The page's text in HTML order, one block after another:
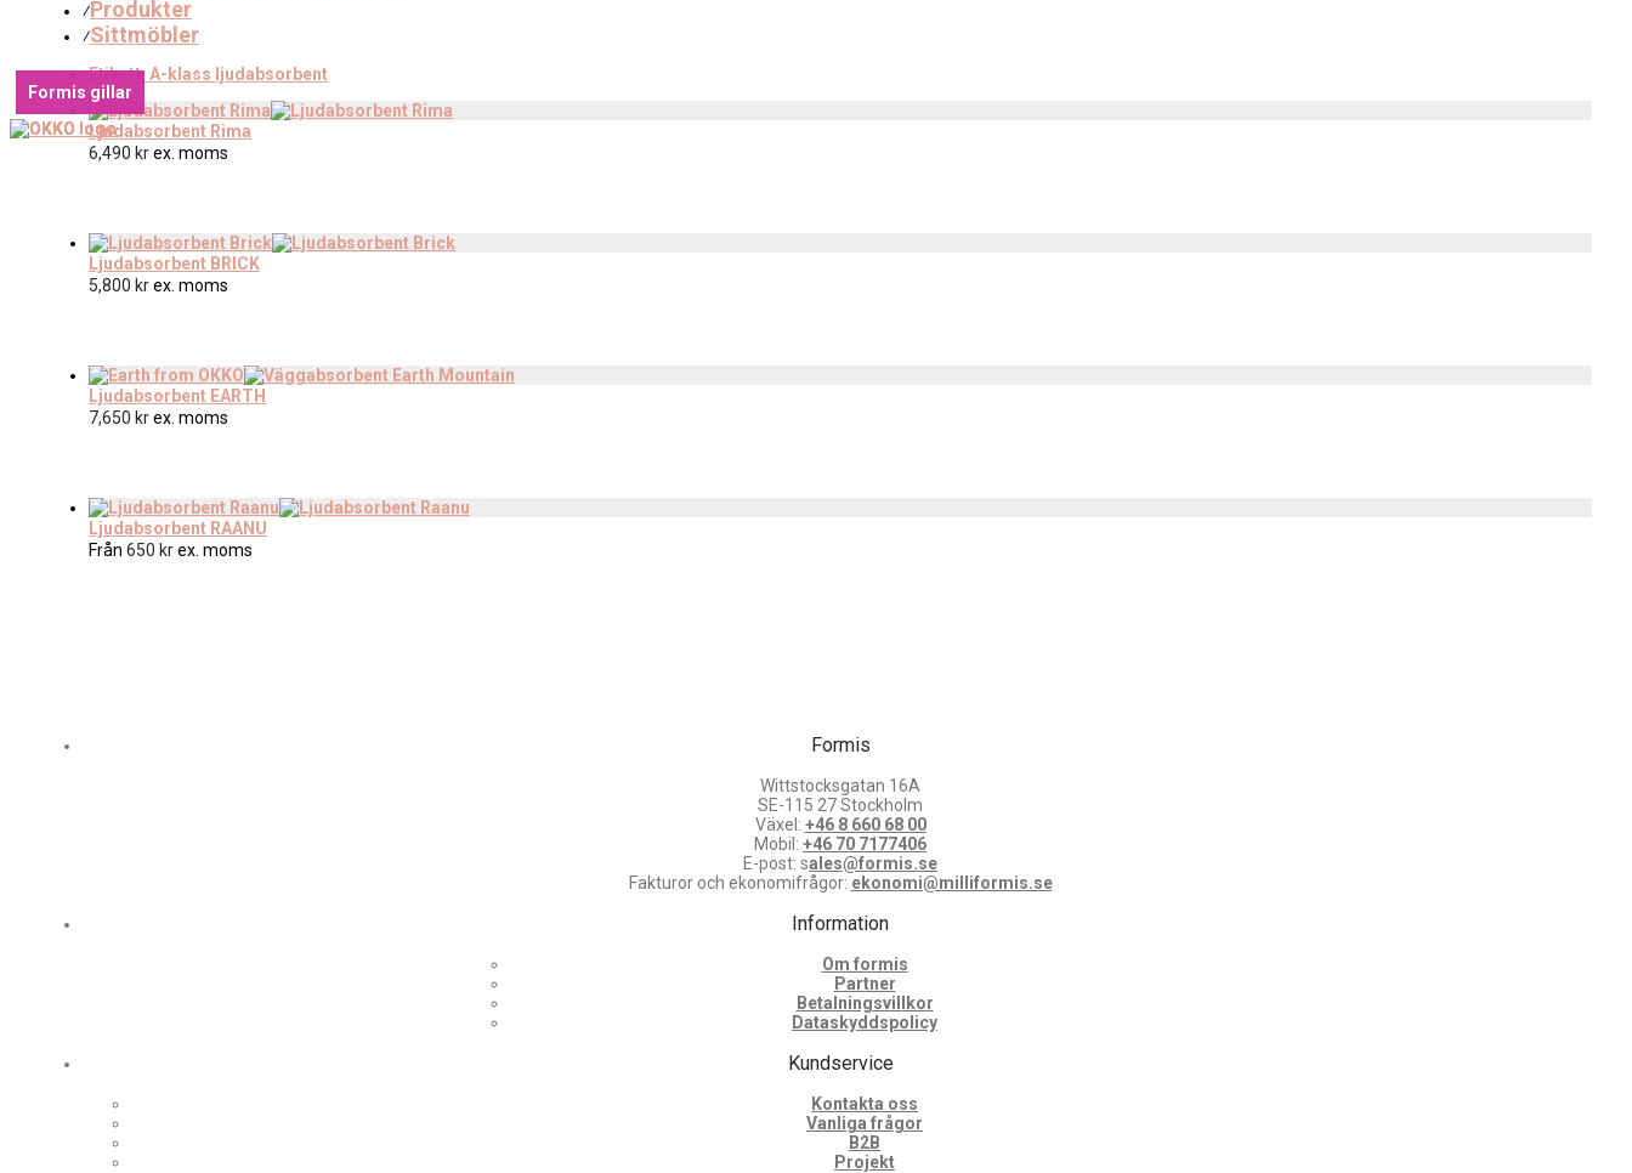
⁄Produkter
⁄Sittmöbler
Etikett: A-klass ljudabsorbent
Ljudabsorbent Rima
6,490 krex. moms
Ljudabsorbent BRICK
5,800 krex. moms
Formis gillar
Ljudabsorbent EARTH
7,650 krex. moms
Formis gillar
Ljudabsorbent RAANU
Från 650 krex. moms
Formis
Wittstocksgatan 16A
SE-115 27 Stockholm
Växel: +46 8 660 68 00
Mobil: +46 70 7177406
E-post: sales@formis.se
Fakturor och ekonomifrågor: ekonomi@milliformis.se
Information
Om formis
Partner
Betalningsvillkor
Dataskyddspolicy
Kundservice
Kontakta oss
Vanliga frågor
B2B
Projekt